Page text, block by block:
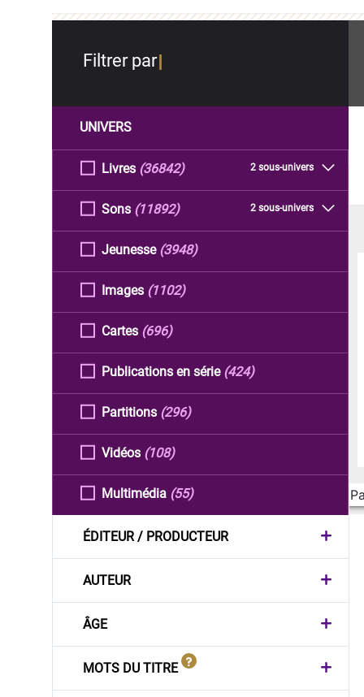
Filtrer par
UNIVERS
Livres 2 sous-univers
(36842)
Sons 2 sous-univers
(11892)
Jeunesse (3948)
Images (1102)
Cartes (696)
Publications en série (424)
Partitions (296)
Vidéos (108)
Multimédia (55)
ÉDITEUR / PRODUCTEUR
AUTEUR
ÂGE
MOTS DU TITRE